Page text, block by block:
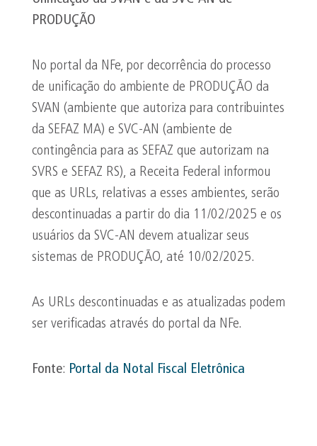
PRODUÇÃO
No portal da NFe, por decorrência do processo
de unificação do ambiente de PRODUÇÃO da
SVAN (ambiente que autoriza para contribuintes
da SEFAZ MA) e SVC-AN (ambiente de
contingência para as SEFAZ que autorizam na
SVRS e SEFAZ RS), a Receita Federal informou
que as URLs, relativas a esses ambientes, serão
descontinuadas a partir do dia 11/02/2025 e os
usuários da SVC-AN devem atualizar seus
sistemas de PRODUÇÃO, até 10/02/2025.
As URLs descontinuadas e as atualizadas podem
ser verificadas através do portal da NFe.
Fonte: Portal da Notal Fiscal Eletrônica